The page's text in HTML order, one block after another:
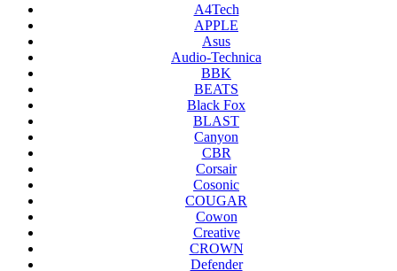
A4Tech
APPLE
Asus
Audio-Technica
BBK
BEATS
Black Fox
BLAST
Canyon
CBR
Corsair
Cosonic
COUGAR
Cowon
Creative
CROWN
Defender